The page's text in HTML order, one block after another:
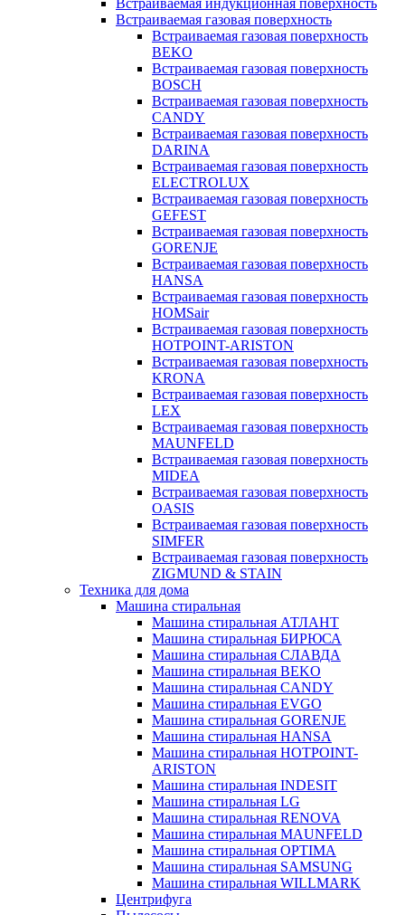
Встраиваемая индукционная поверхность
Встраиваемая газовая поверхность
Встраиваемая газовая поверхность
BEKO
Встраиваемая газовая поверхность
BOSCH
Встраиваемая газовая поверхность
CANDY
Встраиваемая газовая поверхность
DARINA
Встраиваемая газовая поверхность
ELECTROLUX
Встраиваемая газовая поверхность
GEFEST
Встраиваемая газовая поверхность
GORENJE
Встраиваемая газовая поверхность
HANSA
Встраиваемая газовая поверхность
HOMSair
Встраиваемая газовая поверхность
HOTPOINT-ARISTON
Встраиваемая газовая поверхность
KRONA
Встраиваемая газовая поверхность
LEX
Встраиваемая газовая поверхность
MAUNFELD
Встраиваемая газовая поверхность
MIDEA
Встраиваемая газовая поверхность
OASIS
Встраиваемая газовая поверхность
SIMFER
Встраиваемая газовая поверхность
ZIGMUND & STAIN
Техника для дома
Машина стиральная
Машина стиральная АТЛАНТ
Машина стиральная БИРЮСА
Машина стиральная СЛАВДА
Машина стиральная BEKO
Машина стиральная CANDY
Машина стиральная EVGO
Машина стиральная GORENJE
Машина стиральная HANSA
Машина стиральная HOTPOINT-
ARISTON
Машина стиральная INDESIT
Машина стиральная LG
Машина стиральная RENOVA
Машина стиральная MAUNFELD
Машина стиральная OPTIMA
Машина стиральная SAMSUNG
Машина стиральная WILLMARK
Центрифуга